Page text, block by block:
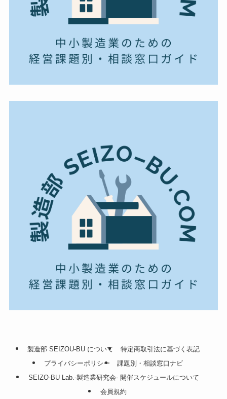
製造部 SEIZOU-BU について
特定商取引法に基づく表記
プライバシーポリシー
課題別・相談窓口ナビ
SEIZO-BU Lab.-製造業研究会- 開催スケジュールについて
会員規約